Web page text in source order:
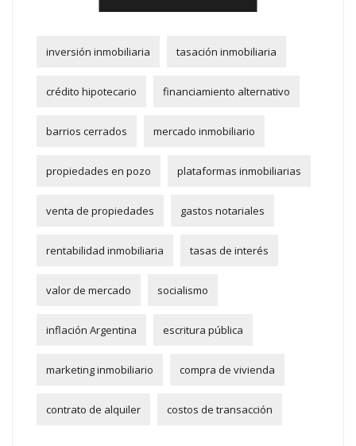
inversión inmobiliaria tasación inmobiliaria
crédito hipotecario financiamiento alternativo
barrios cerrados mercado inmobiliario
propiedades en pozo plataformas inmobiliarias
venta de propiedades gastos notariales
rentabilidad inmobiliaria tasas de interés
valor de mercado socialismo
inflación Argentina escritura pública
marketing inmobiliario compra de vivienda
contrato de alquiler costos de transacción